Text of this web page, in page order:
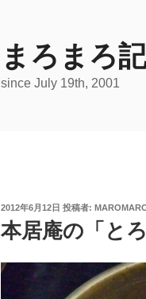
まろまろ記
since July 19th, 2001
投
日:
2012年6月12日 投稿者:
本居庵の「と